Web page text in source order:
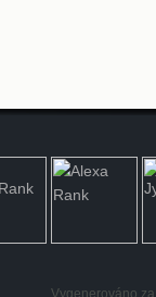
Vygenerováno